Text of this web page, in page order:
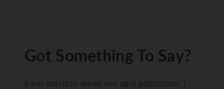
Got Something To Say?
Il tuo indirizzo email non sarà pubblicato.